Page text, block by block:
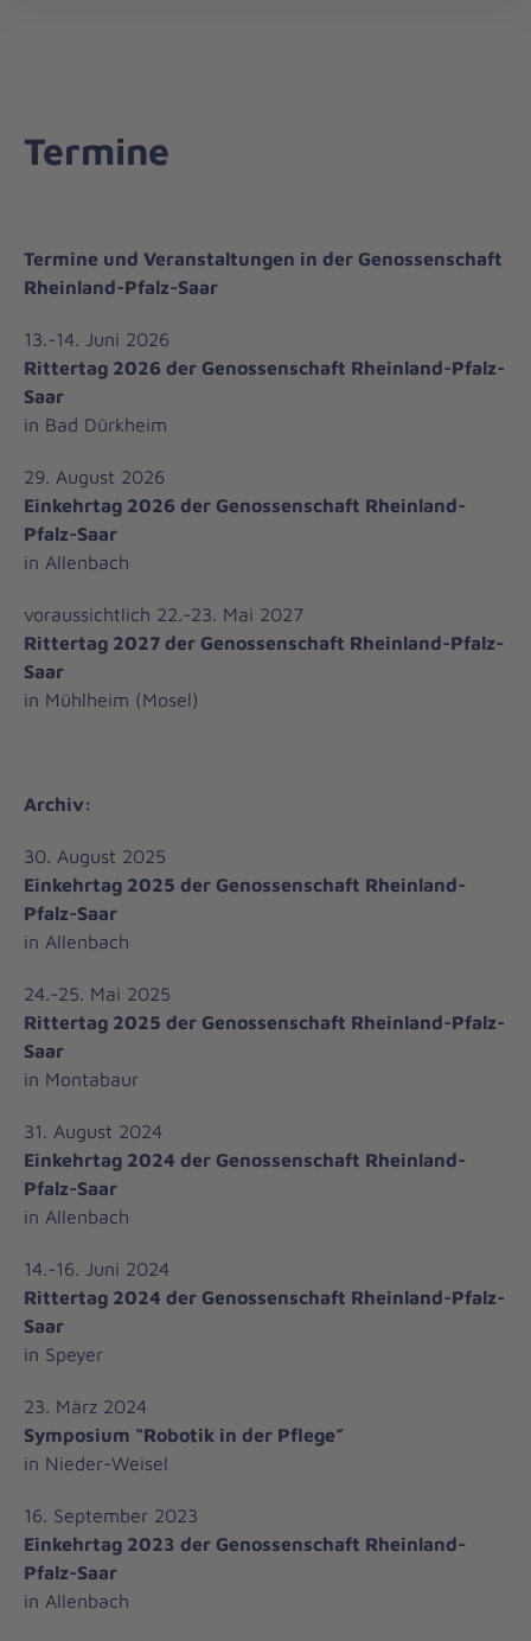
Termine
Termine und Veranstaltungen in der Genossenschaft
Rheinland-Pfalz-Saar
13.-14. Juni 2026
Rittertag 2026 der Genossenschaft Rheinland-Pfalz-
Saar
in Bad Dürkheim
29. August 2026
Einkehrtag 2026 der Genossenschaft Rheinland-
Pfalz-Saar
in Allenbach
voraussichtlich 22.-23. Mai 2027
Rittertag 2027 der Genossenschaft Rheinland-Pfalz-
Saar
in Mühlheim (Mosel)
Archiv:
30. August 2025
Einkehrtag 2025 der Genossenschaft Rheinland-
Pfalz-Saar
in Allenbach
24.-25. Mai 2025
Rittertag 2025 der Genossenschaft Rheinland-Pfalz-
Saar
in Montabaur
31. August 2024
Einkehrtag 2024 der Genossenschaft Rheinland-
Pfalz-Saar
in Allenbach
14.-16. Juni 2024
Rittertag 2024 der Genossenschaft Rheinland-Pfalz-
Saar
in Speyer
23. März 2024
Symposium “Robotik in der Pflege”
in Nieder-Weisel
16. September 2023
Einkehrtag 2023 der Genossenschaft Rheinland-
Pfalz-Saar
in Allenbach